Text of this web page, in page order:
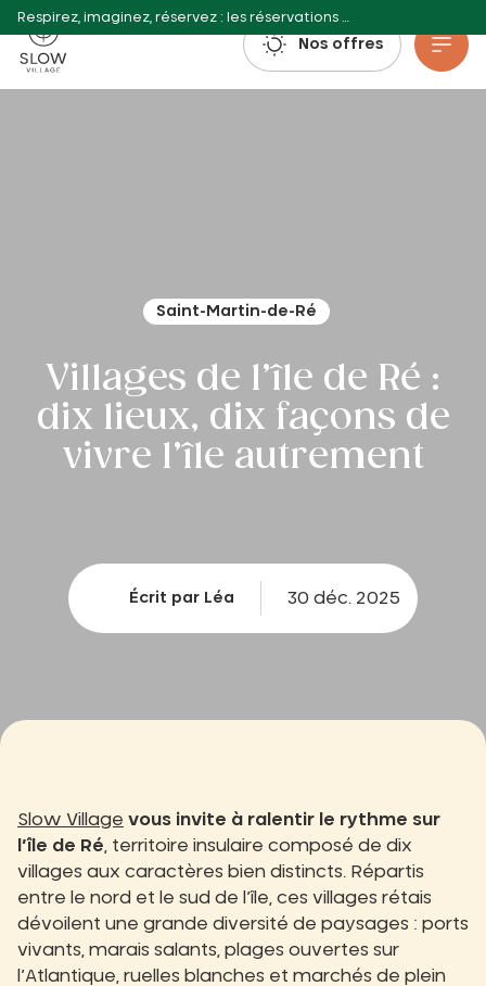
Slow Village
Nos offres
Saint-Martin-de-Ré
Villages de l’île de Ré :
dix lieux, dix façons de
vivre l’île autrement
Écrit par Léa 30 déc. 2025
Slow Village vous invite à ralentir le rythme sur
l’île de Ré , territoire insulaire composé de dix
villages aux caractères bien distincts. Répartis
entre le nord et le sud de l’île, ces villages rétais
dévoilent une grande diversité de paysages : ports
vivants, marais salants, plages ouvertes sur
l’Atlantique, ruelles blanches et marchés de plein